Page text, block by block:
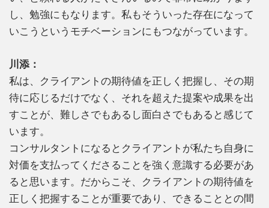
し、勉強にもなります。私もそういった存在になって
いこうというモチベーションにもつながっています。
川添：
私は、クライアントの期待値を正しく把握し、その期
待に応じるだけでなく、それを超えた提案や成果を出
すことが、難しさでもあるし面白さでもあると感じて
います。
コンサルタントになるとクライアントが私たち自身に
対価を支払ってくださることを強く意識する必要があ
ると思います。だからこそ、クライアントの期待値を
正しく把握することが重要であり、できることとの間